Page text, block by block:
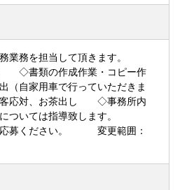
業務を担当して頂きます。
◇書類の作成作業・コピー作
自家用車で行っていただきま
応対、お茶出し ◇事務所内
いては指導致します。
応募ください。 変更範囲：